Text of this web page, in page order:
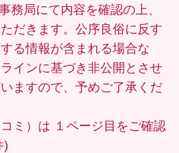
務局にて内容を確認の上、
だきます。公序良俗に反す
る情報が含まれる場合な
インに基づき非公開とさせ
ますので、予めご了承くだ
ミ）は １ページ目 をご確認
)